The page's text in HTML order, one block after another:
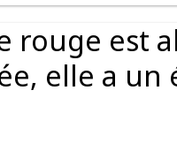
rouge est
elle a